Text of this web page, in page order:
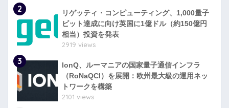
2
リゲッティ・コンピューティング、1,000量子
ビット達成に向け英国に1億ドル（約150億円
相当）投資を発表
2919 views
3
IonQ、ルーマニアの国家量子通信インフラ
（RoNaQCI）を展開：欧州最大級の運用ネッ
トワークを構築
2101 views